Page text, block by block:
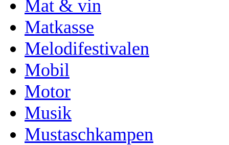
Mat & vin
Matkasse
Melodifestivalen
Mobil
Motor
Musik
Mustaschkampen